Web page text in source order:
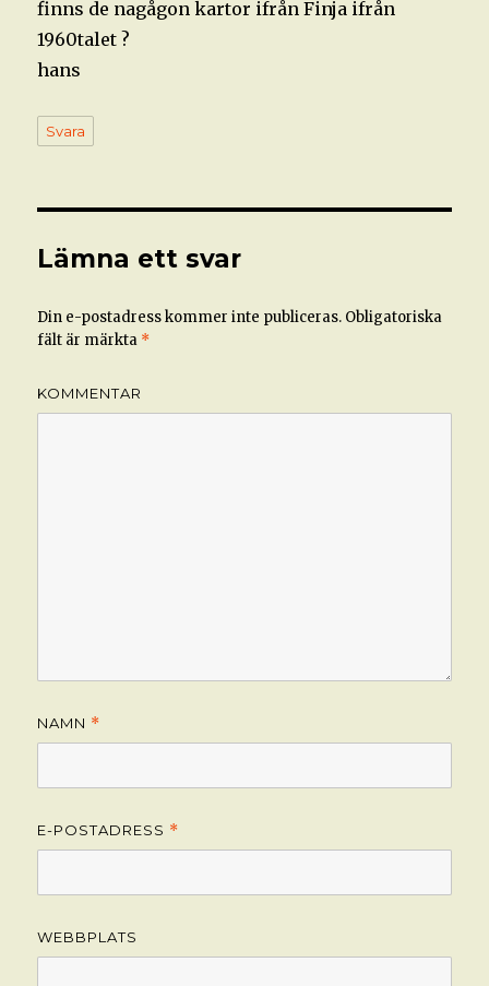
finns de nagågon kartor ifrån Finja ifrån
1960talet ?
hans
Svara
Lämna ett svar
Din e-postadress kommer inte publiceras. Obligatoriska
fält är märkta *
KOMMENTAR
NAMN *
E-POSTADRESS *
WEBBPLATS